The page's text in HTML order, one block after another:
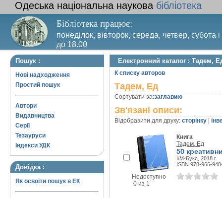
Одеська національна наукова бібліотека
Бібліотека працює:
понеділок, вівторок, середа, четвер, субота
до 18.00
Вихідний день – п’ятниця. Останній четвер
Пошук :
Нові надходження
Простий пошук
Автори
Видавництва
Серії
Тезауруси
Індекси УДК
Довідка :
Як освоїти пошук в ЕК
Електронний каталог : Тадем,
К списку авторов
Тадем, Ед
Сортувати за:заглавию
Зв'язані описи:
Відобразити для друку: сторінку
Недоступно
0 из 1
Книга
Тадем, Ед
50
КМ-Букс, 2018 г.
ISBN 978-966-